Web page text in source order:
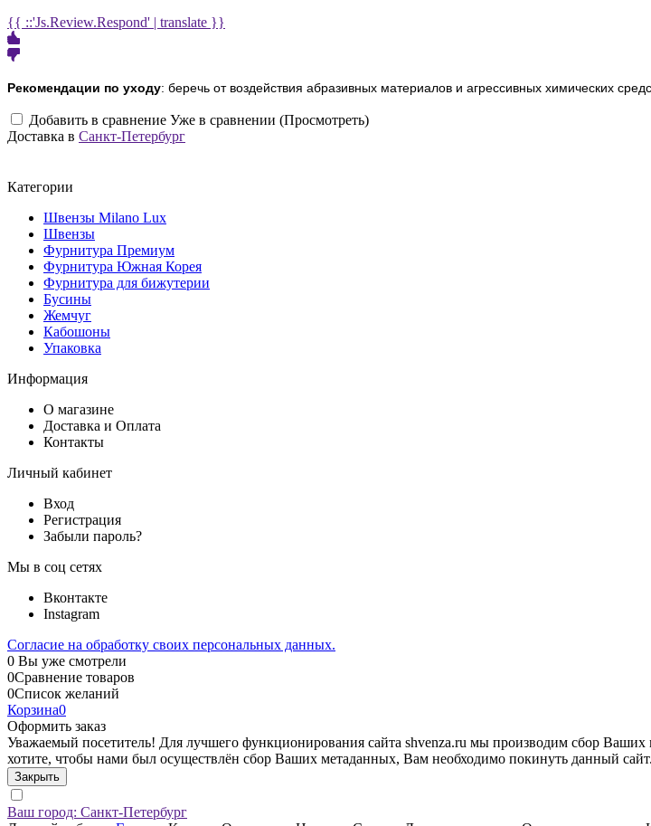
{{ ::'Js.Review.Respond' | translate }}
Рекомендации по уходу: беречь от воздействия абразивных материалов и агрессивных химических
Добавить в сравнение Уже в сравнении (Просмотреть)
Доставка в Санкт-Петербург
Категории
Швензы Milano Lux
Швензы
Фурнитура Премиум
Фурнитура Южная Корея
Фурнитура для бижутерии
Бусины
Жемчуг
Кабошоны
Упаковка
Информация
О магазине
Доставка и Оплата
Контакты
Личный кабинет
Вход
Регистрация
Забыли пароль?
Мы в соц сетях
Вконтакте
Instagram
Согласие на обработку своих персональных данных.
0 Вы уже смотрели
0Сравнение товаров
0Список желаний
Корзина0
Оформить заказ
Уважаемый посетитель! Для лучшего функционирования сайта shvenza.ru мы производим сбор
хотите, чтобы нами был осуществлён сбор Ваших метаданных, Вам необходимо покинуть данный сайт.
Закрыть
Ваш город: Санкт-Петербург